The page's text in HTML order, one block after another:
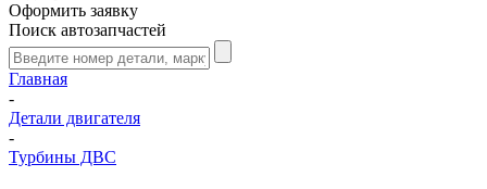
Оформить заявку
Поиск автозапчастей
Главная
-
Детали двигателя
-
Турбины ДВС